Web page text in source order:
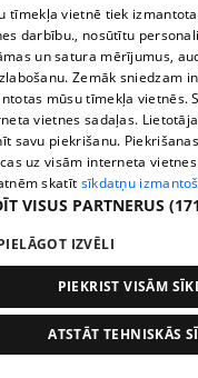
pirms 1 nedēļas, 1 dienas
Ogas un sēnes
punktos to krietni
tīmekļa vietnē tiek
darbību., nosūtītu
un satura mērījumus,
Zemāk sniedzam
mūsu tīmekļa vietnēs.
vietnes sadaļas.
savu piekrišanu.
uz visām interneta
skatīt sīkdatņu
VISUS PARTNERUS
IZVĒLI
PIEKRIST VISĀM
ATSTĀT TEHNISKĀS